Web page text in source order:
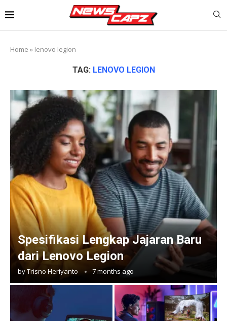
Home » lenovo legion
TAG: LENOVO LEGION
Spesifikasi Lengkap Jajaran Baru
dari Lenovo Legion
byTrisno Heriyanto 7 months ago